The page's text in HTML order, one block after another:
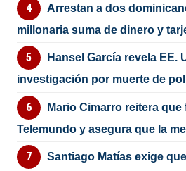
Arrestan a dos
millonaria suma de dinero y
Hansel García revela EE.
investigación por muerte de
Mario Cimarro reitera
Telemundo y asegura que la
Santiago Matías exige